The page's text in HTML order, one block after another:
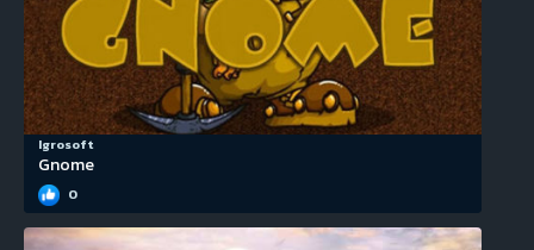
Igrosoft
Gnome
0